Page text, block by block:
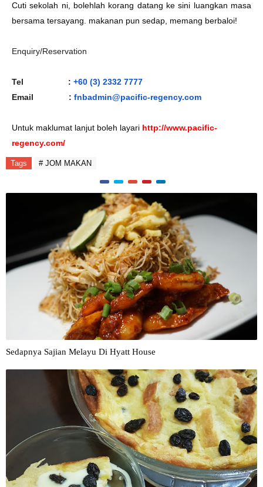
Cuti sekolah ni, bolehlah korang datang ke sini luangkan masa
bersama tersayang. makanan pun sedap, memang berbaloi!
Enquiry/Reservation
Tel : +60 (3) 2332 7777
Email : fnbadmin@pacific-regency.com
Untuk maklumat lanjut boleh layari http://www.pacific-
regency.com/
Tags # JOM MAKAN
Sedapnya Sajian Melayu Di Hyatt House